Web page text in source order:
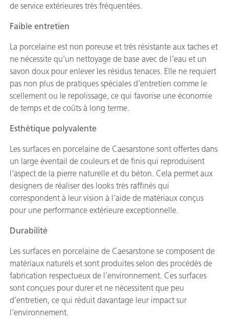
de service extérieures très fréquentées.
Faible entretien
La porcelaine est non poreuse et très résistante aux taches et
ne nécessite qu’un nettoyage de base avec de l’eau et un
savon doux pour enlever les résidus tenaces. Elle ne requiert
pas non plus de pratiques spéciales d’entretien comme le
scellement ou le repolissage, ce qui favorise une économie
de temps et de coûts à long terme.
Esthétique polyvalente
Les surfaces en porcelaine de Caesarstone sont offertes dans
un large éventail de couleurs et de finis qui reproduisent
l’aspect de la pierre naturelle et du béton. Cela permet aux
designers de réaliser des looks très raffinés qui
correspondent à leur vision à l’aide de matériaux conçus
pour une performance extérieure exceptionnelle.
Durabilité
Les surfaces en porcelaine de Caesarstone se composent de
matériaux naturels et sont produites selon des procédés de
fabrication respectueux de l’environnement. Ces surfaces
sont conçues pour durer et ne nécessitent que peu
d’entretien, ce qui réduit davantage leur impact sur
l’environnement.